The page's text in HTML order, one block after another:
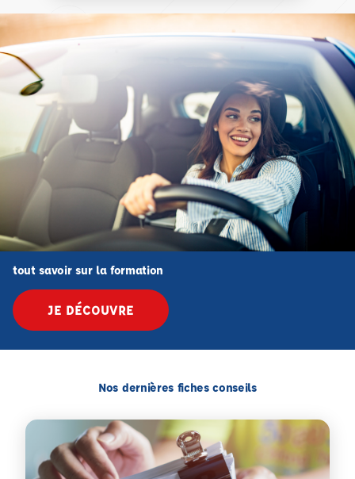
tout savoir sur la formation
JE DÉCOUVRE
Nos dernières fiches conseils